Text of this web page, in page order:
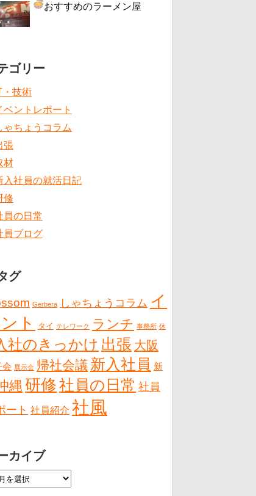
おすすめのラーメン屋
ゴリー
・技術
ベントレポート
ゃちょうコラム
張
材
入社員の就活日記
修
員の日常
員ブログ
グ
Gerbera しゃちょうコラム イ
ト
タイ テレワーク ランチ 事務所 休
社のきっかけ 出張 大阪
会 展示会 帰社会議 新入社員 新
縄 研修社員の日常 社員
ート 社員紹介 社風
カイブ